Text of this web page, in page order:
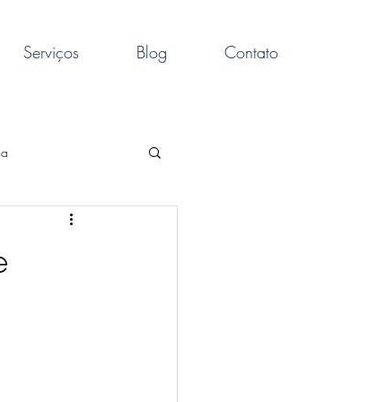
Serviços Blog Contato
sono